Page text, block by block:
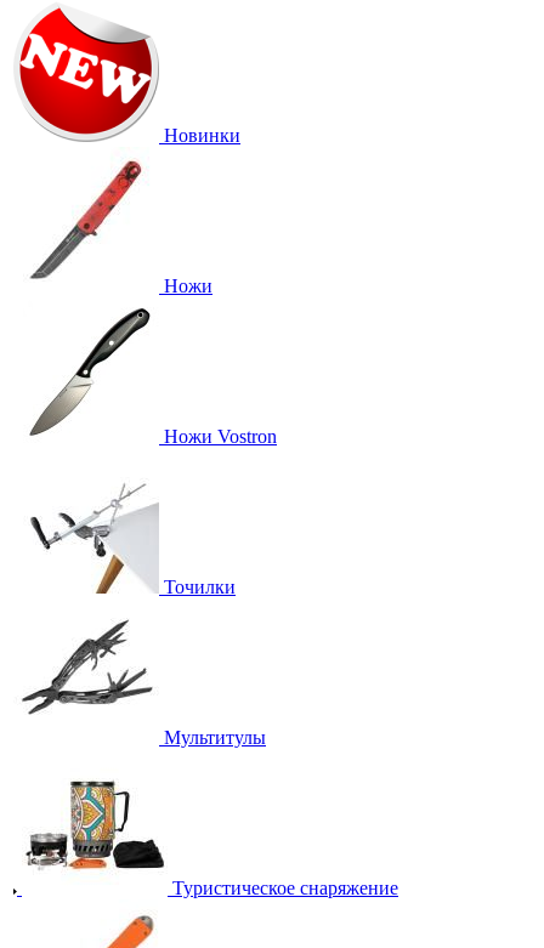
Новинки
Ножи
Ножи Vostron
Точилки
Мультитулы
Туристическое снаряжение